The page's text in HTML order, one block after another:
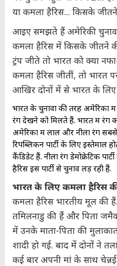
या कमला हैरिस... किसके
आइए समझते हैं अमेरिकी चुनाव
कमला हैरिस में किसके जीतने
ट्रंप जीते तो भारत को क्या
कमला हैरिस जीतीं, तो भारत
आखिर दोनों में से भारत के
भारत के चुनावों की तरह अमेरिका
रंग देखने को मिलते हैं. भारत में
अमेरिका में लाल और नीला रंग सबसे
रिपब्लिकन पार्टी के लिए इस्तेमाल
कैंडिडेट हैं. नीला रंग डेमोक्रेटिक
हैरिस इस पार्टी से चुनाव लड़ रही हैं.
भारत के लिए कमला हैरिस
कमला हैरिस भारतीय मूल की
तमिलनाडु की हैं और पिता
में उनके माता-पिता की
शादी हो गई. बाद में दोनों ने
कई बार अपनी मां के साथ